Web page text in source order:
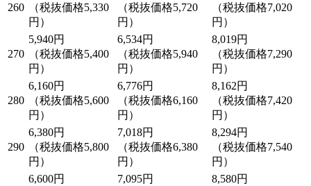
260
（税抜価格5,330
円）
（税抜価格5,720
円）
（税抜価格7,020
円）
270
5,940円
（税抜価格5,400
円）
6,534円
（税抜価格5,940
円）
8,019円
（税抜価格7,290
円）
280
6,160円
（税抜価格5,600
円）
6,776円
（税抜価格6,160
円）
8,162円
（税抜価格7,420
円）
290
6,380円
（税抜価格5,800
円）
7,018円
（税抜価格6,380
円）
8,294円
（税抜価格7,540
円）
6,600円
7,095円
8,580円